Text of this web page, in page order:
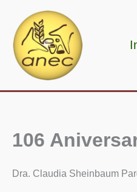
contenido
106
Dra. Claudia Sheinbaum